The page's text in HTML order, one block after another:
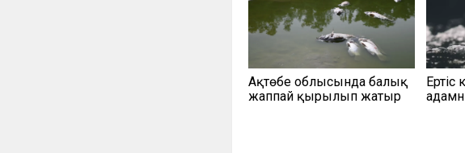
Ақтөбе облысында балық
жаппай қырылып жатыр
Ертіс